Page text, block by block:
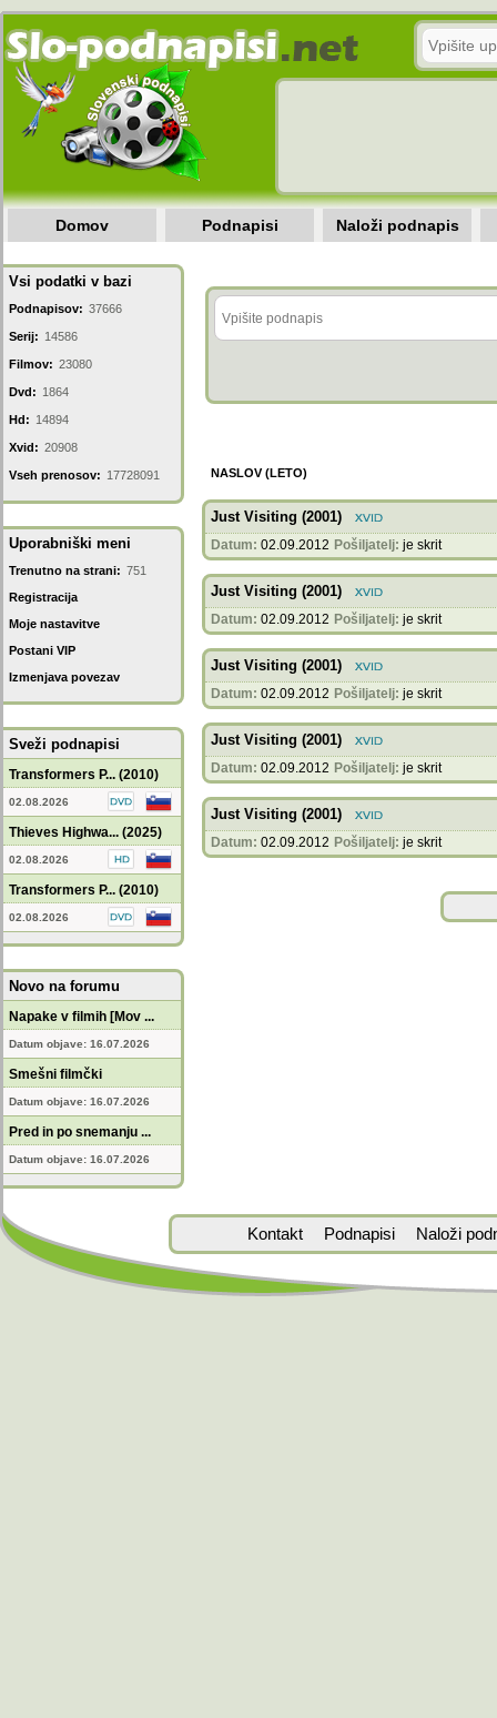
Domov Podnapisi Naloži podnapis
Vsi podatki v bazi
Podnapisov: 37666
Serij: 14586
Filmov: 23080
Dvd: 1864
Hd: 14894
Xvid: 20908
Vseh prenosov: 17728091
Uporabniški meni
Trenutno na strani: 751
Registracija
Moje nastavitve
Postani VIP
Izmenjava povezav
Sveži podnapisi
Transformers P... (2010)
02.08.2026
Thieves Highwa... (2025)
02.08.2026
Transformers P... (2010)
02.08.2026
Novo na forumu
Napake v filmih [Mov ...
Datum objave: 16.07.2026
Smešni filmčki
Datum objave: 16.07.2026
Pred in po snemanju ...
Datum objave: 16.07.2026
NASLOV (LETO)
Just Visiting (2001)
Datum: 02.09.2012 Pošiljatelj: je skrit
Just Visiting (2001)
Datum: 02.09.2012 Pošiljatelj: je skrit
Just Visiting (2001)
Datum: 02.09.2012 Pošiljatelj: je skrit
Just Visiting (2001)
Datum: 02.09.2012 Pošiljatelj: je skrit
Just Visiting (2001)
Datum: 02.09.2012 Pošiljatelj: je skrit
Kontakt Podnapisi Naloži